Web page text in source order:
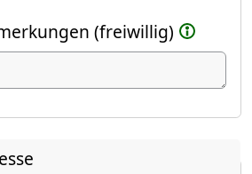
(freiwillig)